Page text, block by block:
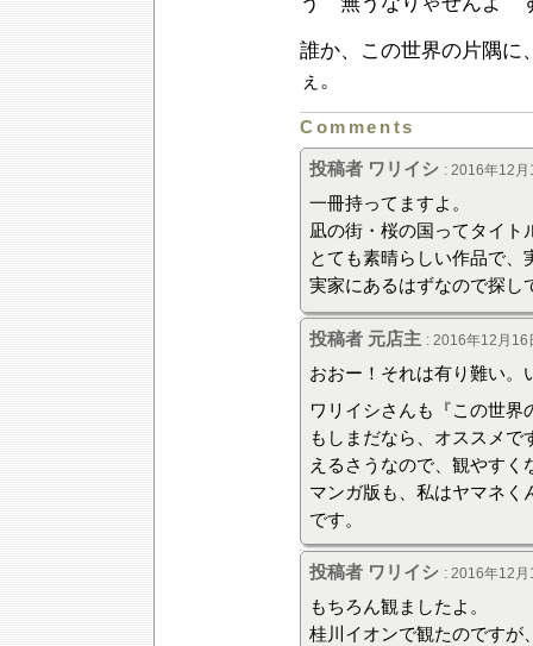
誰か、この世界の片隅に
ぇ。
Comments
投稿者 ワリイシ : 2016年12
一冊持ってますよ。
凪の街・桜の国ってタイト
とても素晴らしい作品で
実家にあるはずなので探し
投稿者 元店主 : 2016年12月16
おおー！それは有り難い。
ワリイシさんも『この世
もしまだなら、オススメ
えるさうなので、観やすく
マンガ版も、私はヤマネく
です。
投稿者 ワリイシ : 2016年12
もちろん観ましたよ。
桂川イオンで観たのですが